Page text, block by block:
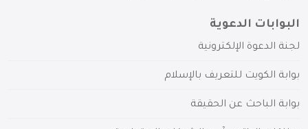
البوابات الدعوية
لجنة الدعوة الإلكترونية
بوابة الكويت للتعريف بالإسلام
بوابة الباحث عن الحقيقة